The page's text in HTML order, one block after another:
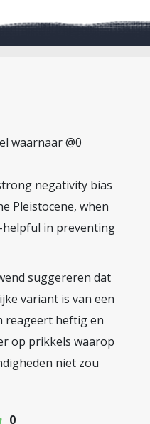
waarnaar @0
negativity bias
Pleistocene, when
helpful in preventing
suggereren dat
variant is van een
reageert heftig en
op prikkels waarop
niet zou
0